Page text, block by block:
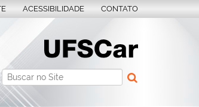
Busca
Busca Avançada…
ACESSIBILIDADE CONTATO